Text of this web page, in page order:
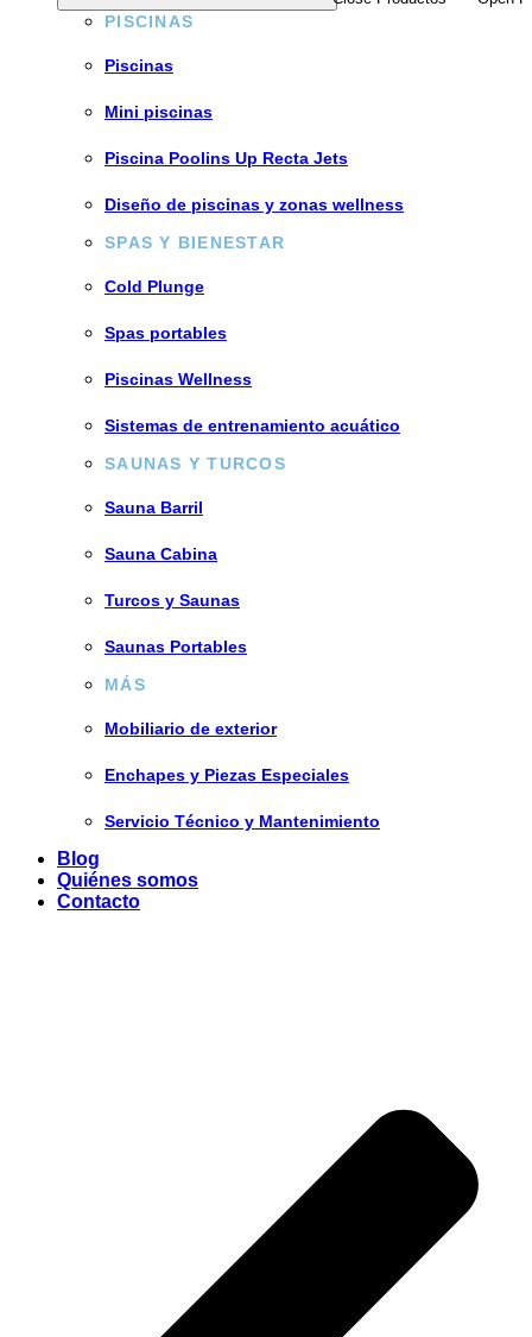
PISCINAS
Piscinas
Mini piscinas
Piscina Poolins Up Recta Jets
Diseño de piscinas y zonas wellness
SPAS Y BIENESTAR
Cold Plunge
Spas portables
Piscinas Wellness
Sistemas de entrenamiento acuático
SAUNAS Y TURCOS
Sauna Barril
Sauna Cabina
Turcos y Saunas
Saunas Portables
MÁS
Mobiliario de exterior
Enchapes y Piezas Especiales
Servicio Técnico y Mantenimiento
Blog
Quiénes somos
Contacto